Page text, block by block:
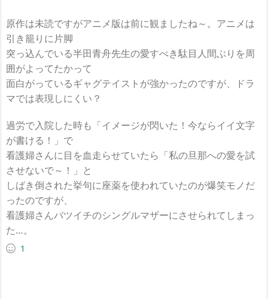
原作は未読ですがアニメ版は前に観ましたね～。アニメは
引き籠りに片脚
突っ込んでいる半田青舟先生の愛すべき駄目人間ぶりを周
囲がよってたかって
面白がっているギャグテイストが強かったのですが、ドラ
マでは表現しにくい？
過労で入院した時も「イメージが閃いた！今ならイイ文字
が書ける！」で
看護婦さんに目を血走らせていたら「私の旦那への愛を試
させないで～！」と
しばき倒された挙句に座薬を使われていたのが爆笑モノだ
ったのですが、
看護婦さんバツイチのシングルマザーにさせられてしまっ
た…。
1